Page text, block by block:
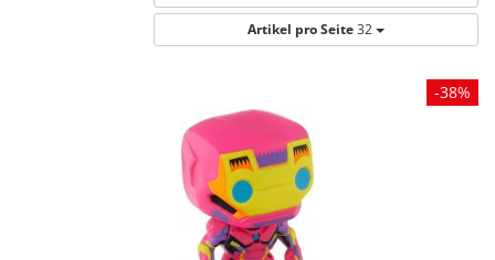
Artikel pro Seite32
-38%